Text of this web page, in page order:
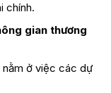
chính.
gian thương
ở việc các dự